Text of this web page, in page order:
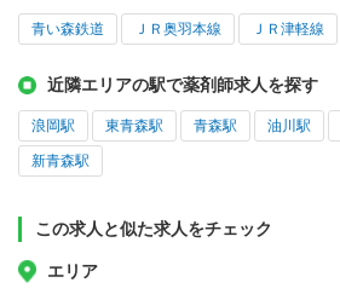
青い森鉄道 ＪＲ奥羽本線 ＪＲ津軽線
近隣エリアの駅で薬剤師求人を探す
浪岡駅 東青森駅 青森駅 油川駅
新青森駅
この求人と似た求人をチェック
エリア